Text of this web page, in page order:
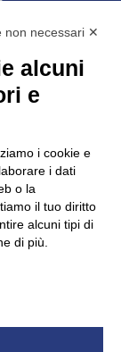
non necessari ✕
alcuni
e
i cookie e
i dati
o la
il tuo diritto
alcuni tipi di
di più.